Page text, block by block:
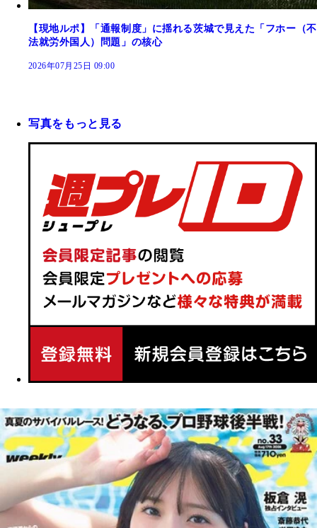
【現地ルポ】「通報制度」に揺れる茨城で見えた「フホー（不
法就労外国人）問題」の核心
2026年07月25日 09:00
写真をもっと見る